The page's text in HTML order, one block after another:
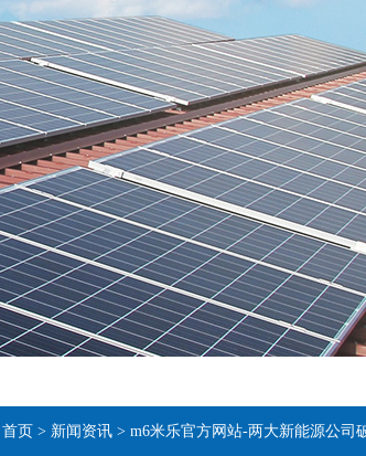
首页 > 新闻资讯 > m6米乐官方网站-两大新能源公司